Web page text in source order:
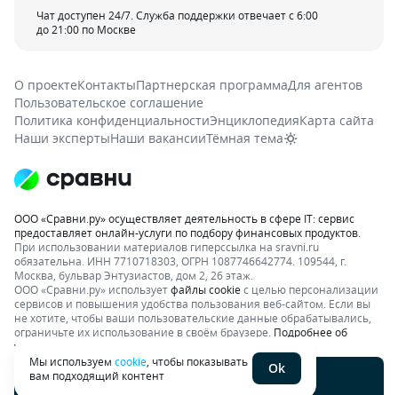
Написать отзыв
Чат доступен 24/7. Служба поддержки отвечает с 6:00
до 21:00 по Москве
О проектеКонтактыПартнерская программаДля агентов
Пользовательское соглашение
Политика конфиденциальностиЭнциклопедияКарта сайта
Наши экспертыНаши вакансииТёмная тема
ООО «Сравни.ру» осуществляет деятельность в сфере IT: сервис
предоставляет онлайн-услуги по подбору финансовых продуктов.
При использовании материалов гиперссылка на sravni.ru
обязательна. ИНН 7710718303, ОГРН 1087746642774. 109544, г.
Москва, бульвар Энтузиастов, дом 2, 26 этаж.
ООО «Сравни.ру» используетфайлы cookieс целью персонализации
сервисов и повышения удобства пользования веб-сайтом. Если вы
не хотите, чтобы ваши пользовательские данные обрабатывались,
ограничьте их использование в своём браузере. Подробнее об
условиях.
Мы используем cookie , чтобы показывать
вам подходящий контент
Ok